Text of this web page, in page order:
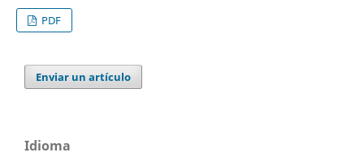
PDF
Enviar un artículo
Idioma